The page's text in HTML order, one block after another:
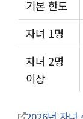
기본 한도
자녀 1명
자녀 2명
이상